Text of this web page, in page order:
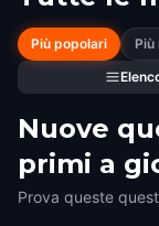
Più popolari
Nuove
primi a
Prova queste